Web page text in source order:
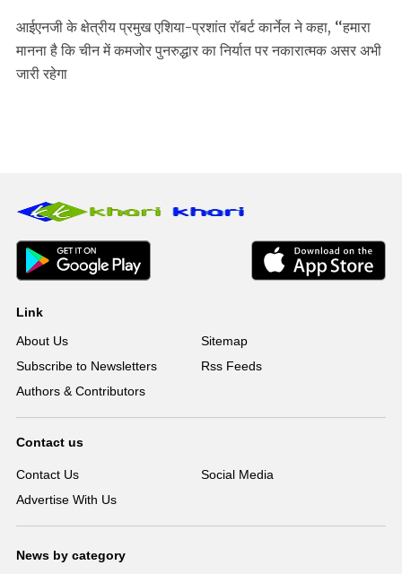
आईएनजी के क्षेत्रीय प्रमुख एशिया-प्रशांत रॉबर्ट कार्नेल ने कहा, ‘‘हमारा
मानना है कि चीन में कमजोर पुनरुद्धार का निर्यात पर नकारात्मक असर अभी
जारी रहेगा
Link
About Us
Sitemap
Subscribe to Newsletters
Rss Feeds
Authors & Contributors
Contact us
Contact Us
Social Media
Advertise With Us
News by category